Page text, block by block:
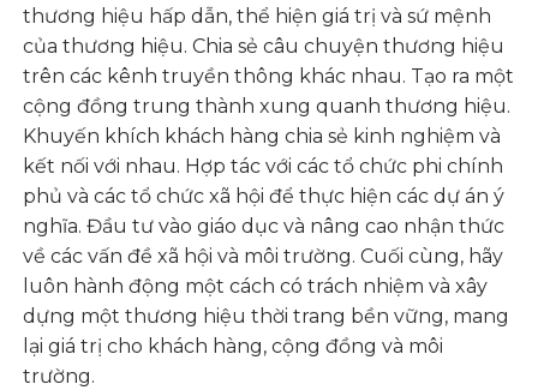
thương hiệu hấp dẫn, thể hiện giá trị và sứ mệnh
của thương hiệu. Chia sẻ câu chuyện thương hiệu
trên các kênh truyền thông khác nhau. Tạo ra một
cộng đồng trung thành xung quanh thương hiệu.
Khuyến khích khách hàng chia sẻ kinh nghiệm và
kết nối với nhau. Hợp tác với các tổ chức phi chính
phủ và các tổ chức xã hội để thực hiện các dự án ý
nghĩa. Đầu tư vào giáo dục và nâng cao nhận thức
về các vấn đề xã hội và môi trường. Cuối cùng, hãy
luôn hành động một cách có trách nhiệm và xây
dựng một thương hiệu thời trang bền vững, mang
lại giá trị cho khách hàng, cộng đồng và môi
trường.